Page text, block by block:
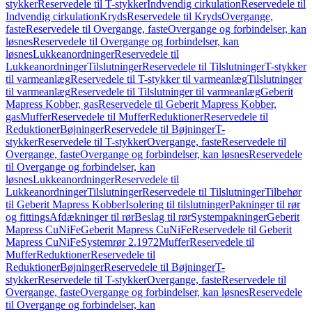
stykkerReservedele til T-stykkerIndvendig cirkulationReservedele til
Indvendig cirkulationKrydsReservedele til KrydsOvergange,
fasteReservedele til Overgange, fasteOvergange og forbindelser, kan
løsnesReservedele til Overgange og forbindelser, kan
løsnesLukkeanordningerReservedele til
LukkeanordningerTilslutningerReservedele til TilslutningerT-stykker
til varmeanlægReservedele til T-stykker til varmeanlægTilslutninger
til varmeanlægReservedele til Tilslutninger til varmeanlægGeberit
Mapress Kobber, gasReservedele til Geberit Mapress Kobber,
gasMufferReservedele til MufferReduktionerReservedele til
ReduktionerBøjningerReservedele til BøjningerT-
stykkerReservedele til T-stykkerOvergange, fasteReservedele til
Overgange, fasteOvergange og forbindelser, kan løsnesReservedele
til Overgange og forbindelser, kan
løsnesLukkeanordningerReservedele til
LukkeanordningerTilslutningerReservedele til TilslutningerTilbehør
til Geberit Mapress KobberIsolering til tilslutningerPakninger til rør
og fittingsAfdækninger til rørBeslag til rørSystempakningerGeberit
Mapress CuNiFeGeberit Mapress CuNiFeReservedele til Geberit
Mapress CuNiFeSystemrør 2.1972MufferReservedele til
MufferReduktionerReservedele til
ReduktionerBøjningerReservedele til BøjningerT-
stykkerReservedele til T-stykkerOvergange, fasteReservedele til
Overgange, fasteOvergange og forbindelser, kan løsnesReservedele
til Overgange og forbindelser, kan